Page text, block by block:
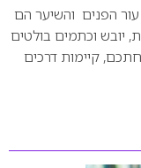
הפנים והשיער הם
יובש וכתמים בולטים
קיימות דרכים